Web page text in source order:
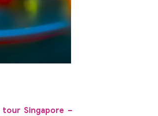
tour Singapore –